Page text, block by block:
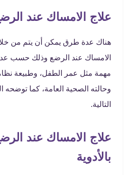
علاج الامساك عند
هناك عدة طرق يمكن أن يتم من
الامساك عند الرضع وذلك حسب
مهمة مثل عمر الطفل، وطبيعة
وحالته الصحية العامة، كما توضحه
التالية.
علاج الامساك عند
بالأدوية